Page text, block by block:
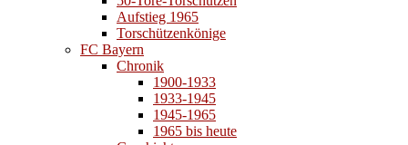
Aufstieg 1965
Torschützenkönige
FC Bayern
Chronik
1900-1933
1933-1945
1945-1965
1965 bis heute